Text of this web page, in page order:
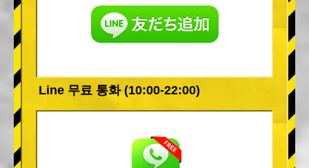
Line 무료 통화 (10:00-22:00)